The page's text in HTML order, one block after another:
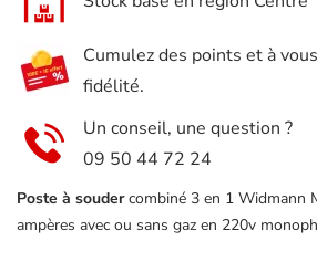
MIG
TIG
MMA
WIDMANN
160
ampères
Cumulez des points et à
fidélité.
Un conseil, une question ?
09 50 44 72 24
Poste à soudercombiné 3 en 1 Widmann
ampères avec ou sans gaz en 220v